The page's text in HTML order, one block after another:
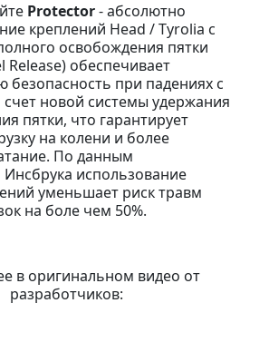
Protector- абсолютно
креплений Head / Tyrolia с
освобождения пятки
Release) обеспечивает
безопасность при падениях с
новой системы удержания
пятки, что гарантирует
на колени и более
По данным
Инсбрука использование
уменьшает риск травм
на боле чем 50%.
в оригинальном видео от
разработчиков: